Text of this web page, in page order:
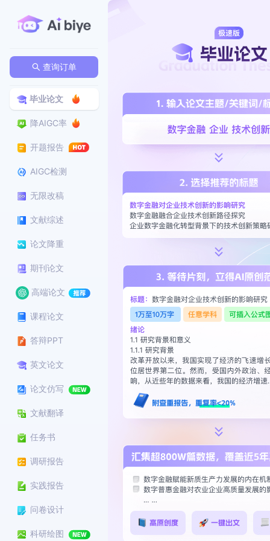
查询订单
毕业论文
降AIGC率
开题报告
AIGC检测
无限改稿
文献综述
论文降重
期刊论文
高端论文
课程论文
答辩PPT
英文论文
论文仿写
文献翻译
任务书
调研报告
实践报告
问卷设计
科研绘图